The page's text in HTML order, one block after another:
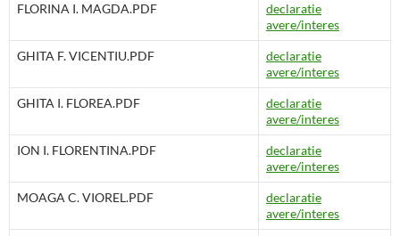
FLORINA I. MAGDA.PDF
declaratie
avere/interes
GHITA F. VICENTIU.PDF
declaratie
avere/interes
GHITA I. FLOREA.PDF
declaratie
avere/interes
ION I. FLORENTINA.PDF
declaratie
avere/interes
MOAGA C. VIOREL.PDF
declaratie
avere/interes